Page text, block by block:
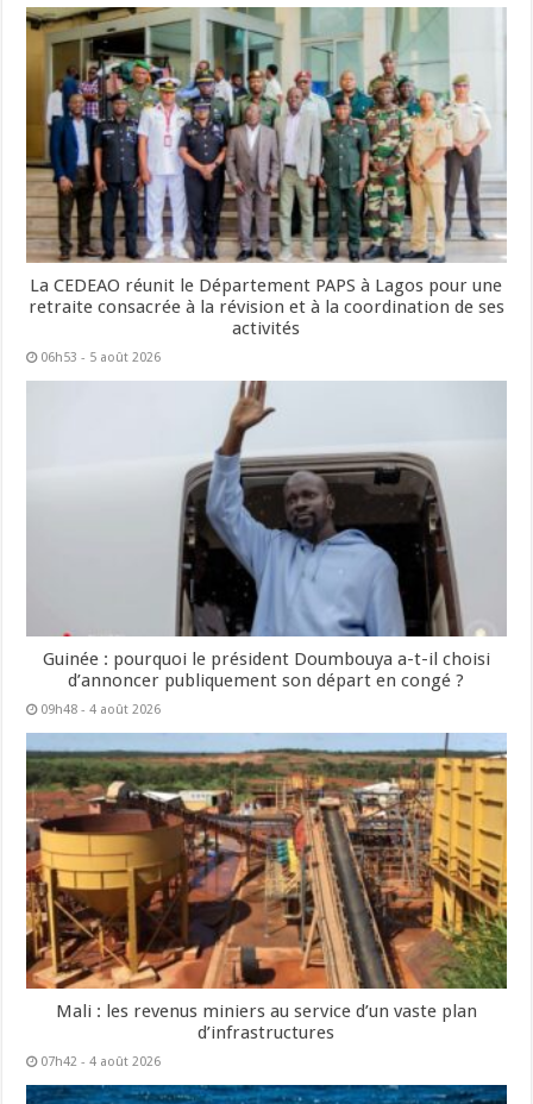
La CEDEAO réunit le Département PAPS à Lagos pour une
retraite consacrée à la révision et à la coordination de ses
activités
06h53 - 5 août 2026
Guinée : pourquoi le président Doumbouya a-t-il choisi
d’annoncer publiquement son départ en congé ?
09h48 - 4 août 2026
Mali : les revenus miniers au service d’un vaste plan
d’infrastructures
07h42 - 4 août 2026